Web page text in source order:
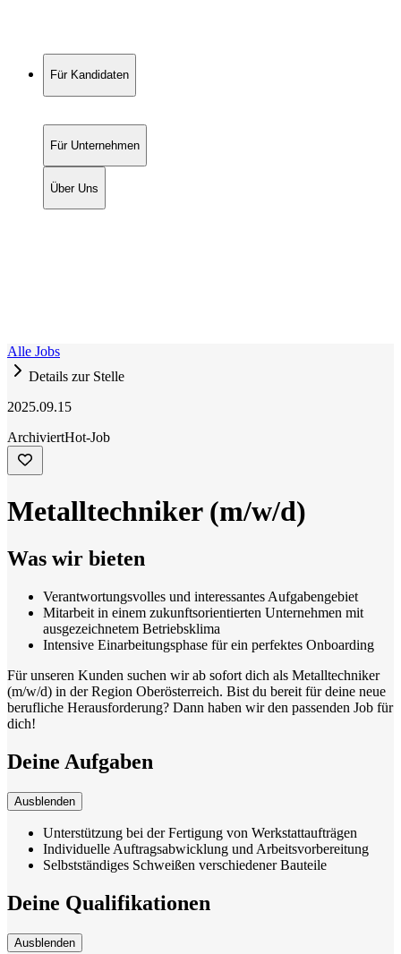
Für Kandidaten
Für Unternehmen
Über Uns
Alle Jobs
Details zur Stelle
2025.09.15
ArchiviertHot-Job
Metalltechniker (m/w/d)
Was wir bieten
Verantwortungsvolles und interessantes Aufgabengebiet
Mitarbeit in einem zukunftsorientierten Unternehmen mit
ausgezeichnetem Betriebsklima
Intensive Einarbeitungsphase für ein perfektes Onboarding
Für unseren Kunden suchen wir ab sofort dich als Metalltechniker
(m/w/d) in der Region Oberösterreich. Bist du bereit für deine neue
berufliche Herausforderung? Dann haben wir den passenden Job für
dich!
Deine Aufgaben
Ausblenden
Unterstützung bei der Fertigung von Werkstattaufträgen
Individuelle Auftragsabwicklung und Arbeitsvorbereitung
Selbstständiges Schweißen verschiedener Bauteile
Deine Qualifikationen
Ausblenden